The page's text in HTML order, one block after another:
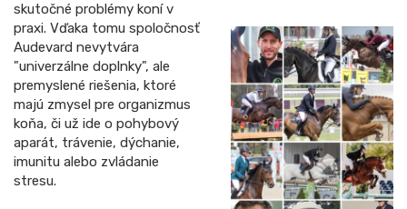
skutočné problémy koní v
praxi. Vďaka tomu spoločnosť
Audevard nevytvára
"univerzálne doplnky", ale
premyslené riešenia, ktoré
majú zmysel pre organizmus
koňa, či už ide o pohybový
aparát, trávenie, dýchanie,
imunitu alebo zvládanie
stresu.